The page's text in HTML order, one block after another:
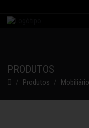
PRODUTOS
Produtos Mobiliário